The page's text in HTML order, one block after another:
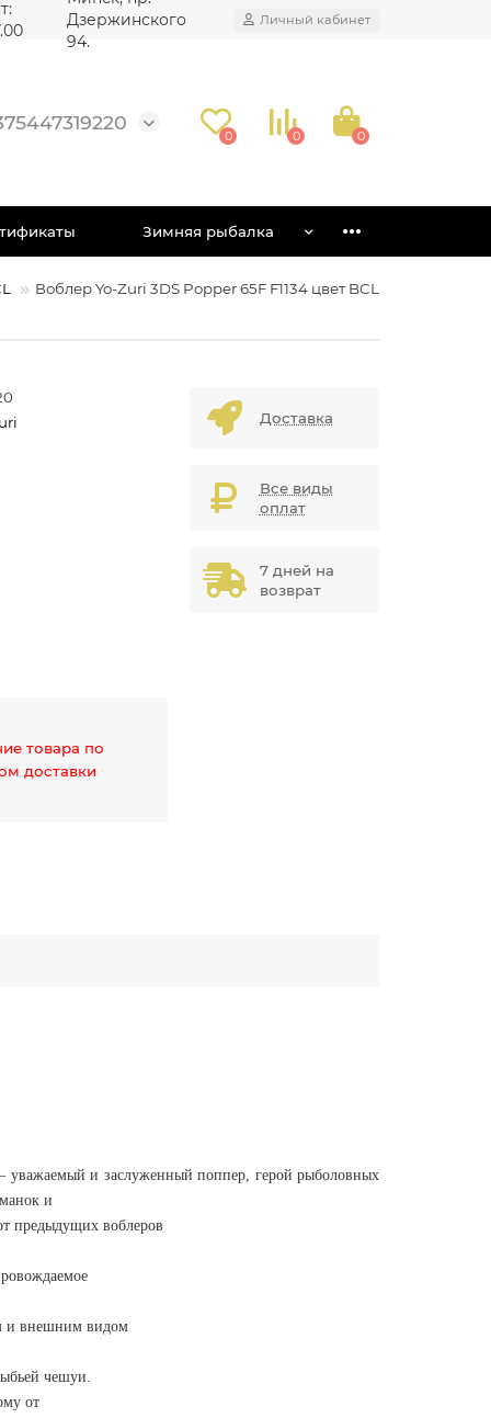
Дзержинского
94.
Личный кабинет
0 0 0
Зимняя рыбалка
Воблер Yo-Zuri 3DS Popper 65F F1134 цвет BCL
товара по
доставки
Доставка
Все виды
оплат
7 дней на
возврат
уважаемый и заслуженный поппер, герой рыболовных
и
предыдущих воблеров
и внешним видом
чешуи.
от